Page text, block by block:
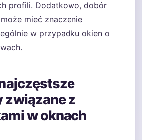
profili. Dodatkowo, dobór
mieć znaczenie
w przypadku okien o
związane z
w oknach